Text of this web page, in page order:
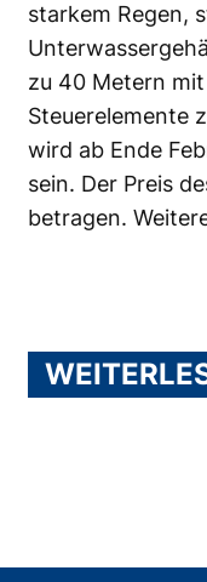
starkem Regen,
zu 40 Metern
Steuerelemente
wird ab Ende
sein. Der Preis
betragen.